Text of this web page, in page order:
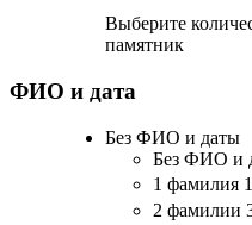
Выберите
памятник
ФИО и дата
Без ФИО и даты
Без ФИО и
1 фамилия
2 фамилии